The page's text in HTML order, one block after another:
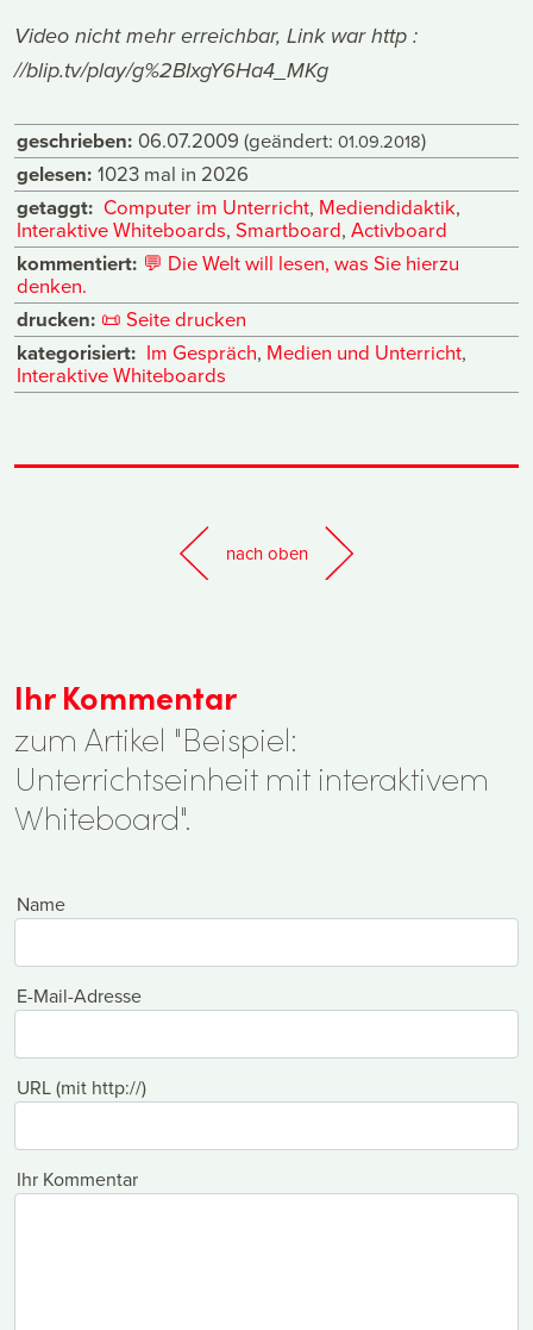
Video nicht mehr erreichbar, Link war http :
//blip.tv/play/g%2BIxgY6Ha4_MKg
geschrieben: 06.07.2009 (geändert: 01.09.2018)
gelesen: 1023 mal in 2026
getaggt: Computer im Unterricht, Mediendidaktik,
Interaktive Whiteboards,Smartboard,Activboard
kommentiert: 💬 Die Welt will lesen, was Sie hierzu
denken.
drucken: 📜 Seite drucken
kategorisiert: Im Gespräch, Medien und Unterricht,
Interaktive Whiteboards
nach oben
Ihr Kommentar
zum Artikel "Beispiel:
Unterrichtseinheit mit interaktivem
Whiteboard".
Name
E-Mail-Adresse
URL (mit http://)
Ihr Kommentar